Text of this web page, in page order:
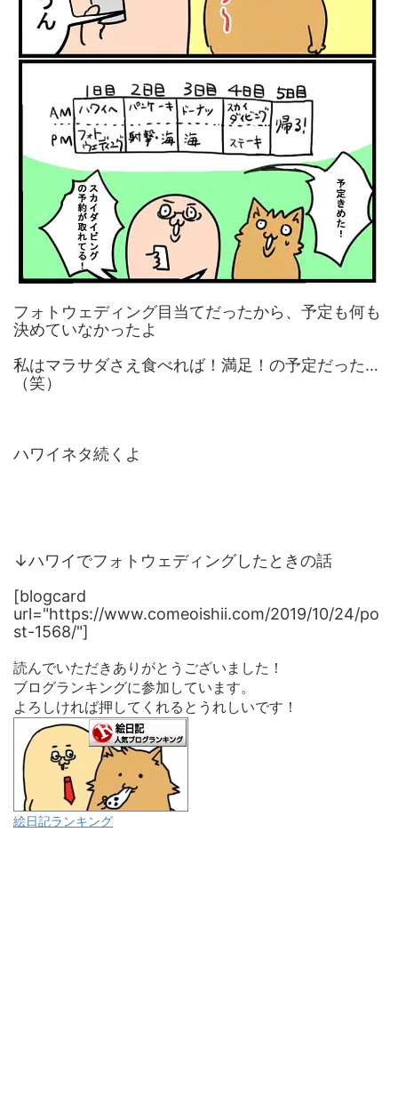
フォトウェディング目当てだったから、予定も何も
決めていなかったよ
私はマラサダさえ食べれば！満足！の予定だった…
（笑）
ハワイネタ続くよ
↓ハワイでフォトウェディングしたときの話
[blogcard
url="https://www.comeoishii.com/2019/10/24/po
st-1568/"]
読んでいただきありがとうございました！
ブログランキングに参加しています。
よろしければ押してくれるとうれしいです！
絵日記ランキング